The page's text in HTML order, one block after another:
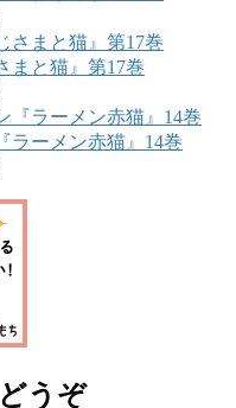
まと猫』第17巻
ラーメン赤猫』14巻
うぞ